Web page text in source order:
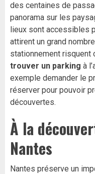
des centaines de
panorama sur les
lieux sont accessibles
attirent un grand
stationnement risquent
trouver un parking à
exemple demander le
réserver pour pouvoir
découvertes.
À la
Nantes
Nantes préserve un